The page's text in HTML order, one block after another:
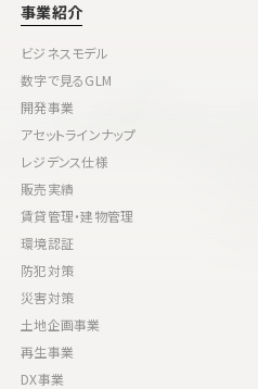
事業紹介
ビジネスモデル
数字で見るGLM
開発事業
アセットラインナップ
レジデンス仕様
販売実績
賃貸管理・建物管理
環境認証
防犯対策
災害対策
土地企画事業
再生事業
DX事業